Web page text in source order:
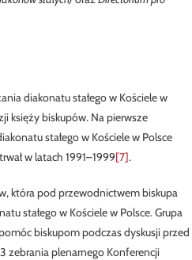
diakonatu stałego w Kościele w
księży biskupów. Na pierwsze
stałego w Kościele w Polsce
w latach 1991–1999[7].
która pod przewodnictwem biskupa
stałego w Kościele w Polsce. Grupa
biskupom podczas dyskusji przed
zebrania plenarnego Konferencji